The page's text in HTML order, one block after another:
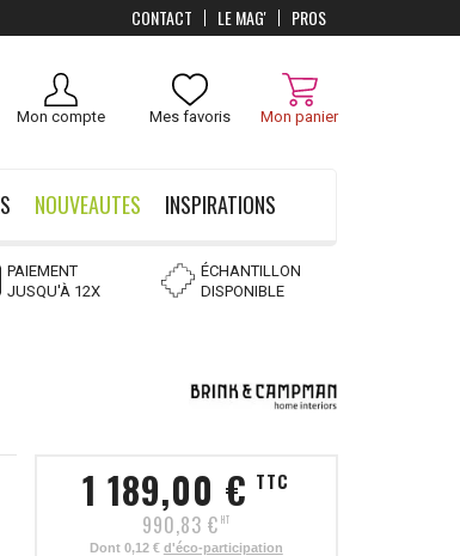
Mon panier
Mes favoris
Mon compte
NOUVEAUTES INSPIRATIONS
PAIEMENT
JUSQU'À 12X
ÉCHANTILLON
DISPONIBLE
1 189,00 € TTC
990,83 € HT
Dont 0,12 € d'éco-participation
PROS
LE MAG'
CONTACT
OFFERTSdès 100 €